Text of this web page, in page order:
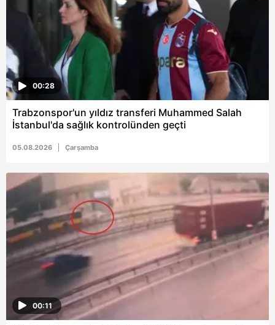
6698 sayılı Kişisel Verilerin Korunması Kanunu uyarınca
hazırlanmış Aydınlatma Metnimizi okumak ve sitemizde
ilgili mevzuata uygun olarak kullanılan çerezlerle ilgili bilgi
almak için lütfen tıklayınız
00:28
Trabzonspor'un yıldız transferi Muhammed Salah
İstanbul'da sağlık kontrolünden geçti
05.08.2026 Çarşamba
00:11